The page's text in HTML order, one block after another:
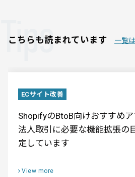
Tips
こちらも読まれています 一覧
ECサイト改善
ShopifyのBtoB向けおすすめア
法人取引に必要な機能拡張の
定しています
View more